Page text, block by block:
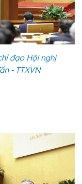
đạo Hội nghị
- TTXVN